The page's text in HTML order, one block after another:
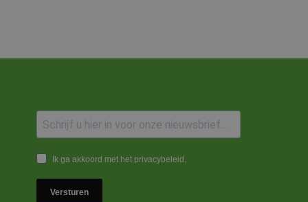
Ik ga akkoord met het privacybeleid.
Versturen